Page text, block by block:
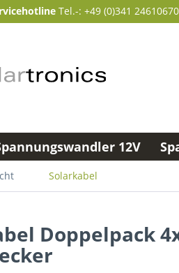
Tel.-: +49 (0)341 24610670
12V
Solarkabel
Doppelpack